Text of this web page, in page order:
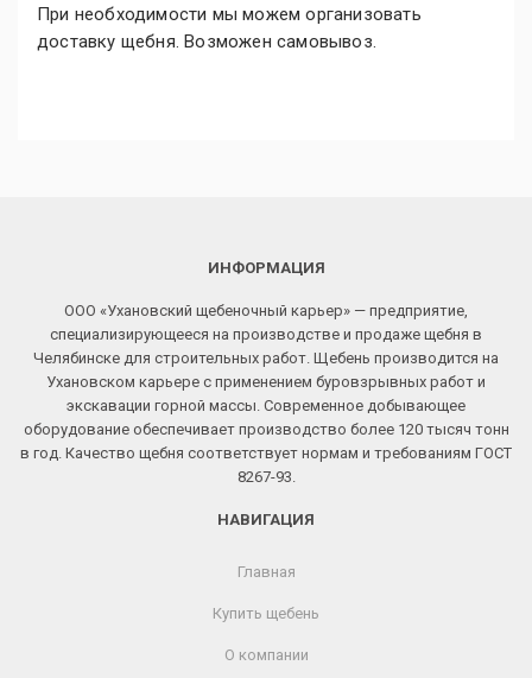
При необходимости мы можем организовать
доставку щебня. Возможен самовывоз.
ИНФОРМАЦИЯ
ООО «Ухановский щебеночный карьер» — предприятие,
специализирующееся на производстве и продаже щебня в
Челябинске для строительных работ. Щебень производится на
Ухановском карьере с применением буровзрывных работ и
экскавации горной массы. Современное добывающее
оборудование обеспечивает производство более 120 тысяч тонн
в год. Качество щебня соответствует нормам и требованиям ГОСТ
8267-93.
НАВИГАЦИЯ
Главная
Купить щебень
О компании